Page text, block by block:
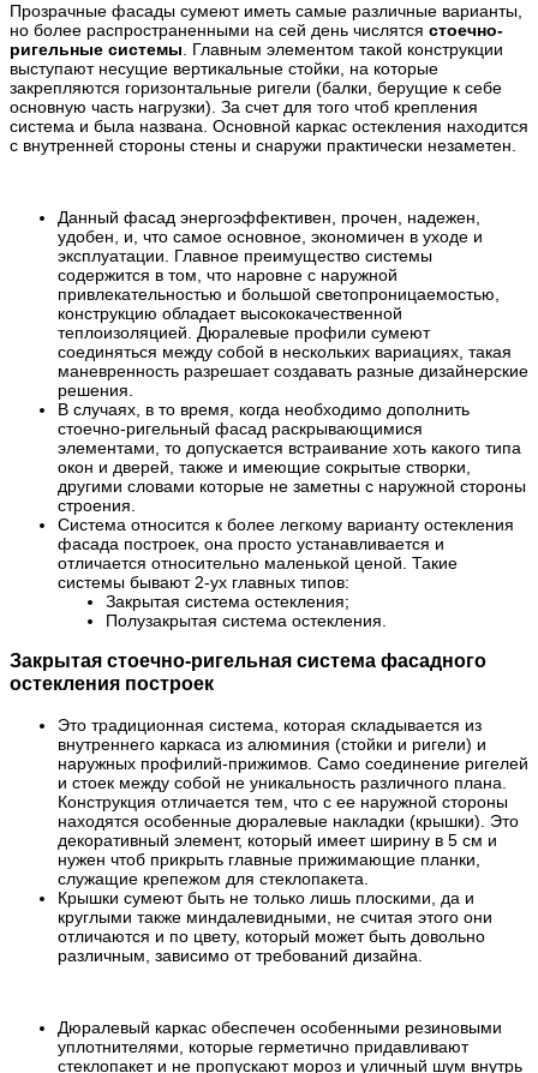
Прозрачные фасады сумеют иметь самые различные варианты,
но более распространенными на сей день числятся стоечно-
ригельные системы . Главным элементом такой конструкции
выступают несущие вертикальные стойки, на которые
закрепляются горизонтальные ригели (балки, берущие к себе
основную часть нагрузки). За счет для того чтоб крепления
система и была названа. Основной каркас остекления находится
с внутренней стороны стены и снаружи практически незаметен.
Данный фасад энергоэффективен, прочен, надежен,
удобен, и, что самое основное, экономичен в уходе и
эксплуатации. Главное преимущество системы
содержится в том, что наровне с наружной
привлекательностью и большой светопроницаемостью,
конструкцию обладает высококачественной
теплоизоляцией. Дюралевые профили сумеют
соединяться между собой в нескольких вариациях, такая
маневренность разрешает создавать разные дизайнерские
решения.
В случаях, в то время, когда необходимо дополнить
стоечно-ригельный фасад раскрывающимися
элементами, то допускается встраивание хоть какого типа
окон и дверей, также и имеющие сокрытые створки,
другими словами которые не заметны с наружной стороны
строения.
Система относится к более легкому варианту остекления
фасада построек, она просто устанавливается и
отличается относительно маленькой ценой. Такие
системы бывают 2-ух главных типов:
Закрытая система остекления;
Полузакрытая система остекления.
Закрытая стоечно-ригельная система фасадного
остекления построек
Это традиционная система, которая складывается из
внутреннего каркаса из алюминия (стойки и ригели) и
наружных профилий-прижимов. Само соединение ригелей
и стоек между собой не уникальность различного плана.
Конструкция отличается тем, что с ее наружной стороны
находятся особенные дюралевые накладки (крышки). Это
декоративный элемент, который имеет ширину в 5 см и
нужен чтоб прикрыть главные прижимающие планки,
служащие крепежом для стеклопакета.
Крышки сумеют быть не только лишь плоскими, да и
круглыми также миндалевидными, не считая этого они
отличаются и по цвету, который может быть довольно
различным, зависимо от требований дизайна.
Дюралевый каркас обеспечен особенными резиновыми
уплотнителями, которые герметично придавливают
стеклопакет и не пропускают мороз и уличный шум внутрь